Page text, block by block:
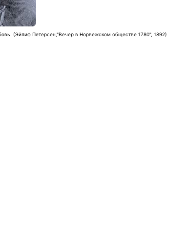
(Эйлиф Петерсен,"Вечер в Норвежском обществе 1780", 1892)